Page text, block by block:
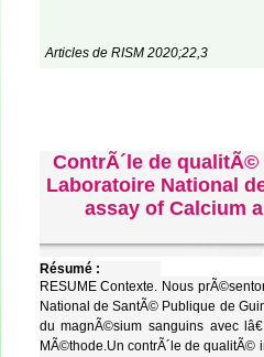
Articles de RISM 2020;22,3
ContrÃ´le de
Laboratoire National
assay of Calcium
Résumé :
RESUME Contexte. Nous
National de SantÃ© Publique de
du magnÃ©sium sanguins avec
MÃ©thode.Un contrÃ´le de